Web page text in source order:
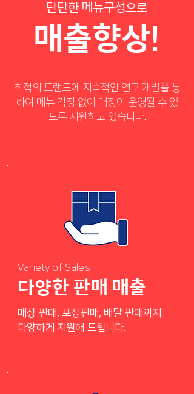
탄탄한 메뉴구성으로
매출향상!
최적의 트랜드에 지속적인 연구 개발을 통
하여 메뉴 걱정 없이 매장이 운영될 수 있
도록 지원하고 있습니다.
Variety of Sales
다양한 판매 매출
매장 판매, 포장판매, 배달 판매까지
다양하게 지원해 드립니다.